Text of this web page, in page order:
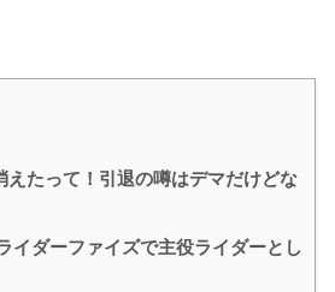
えたって！引退の噂はデマだけどな
イダーファイズで主役ライダーとし